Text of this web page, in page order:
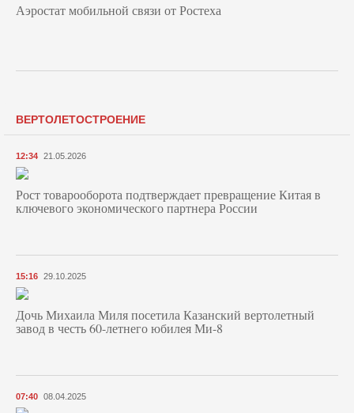
Аэростат мобильной связи от Ростеха
ВЕРТОЛЕТОСТРОЕНИЕ
12:34 21.05.2026
Рост товарооборота подтверждает превращение Китая в
ключевого экономического партнера России
15:16 29.10.2025
Дочь Михаила Миля посетила Казанский вертолетный
завод в честь 60-летнего юбилея Ми-8
07:40 08.04.2025